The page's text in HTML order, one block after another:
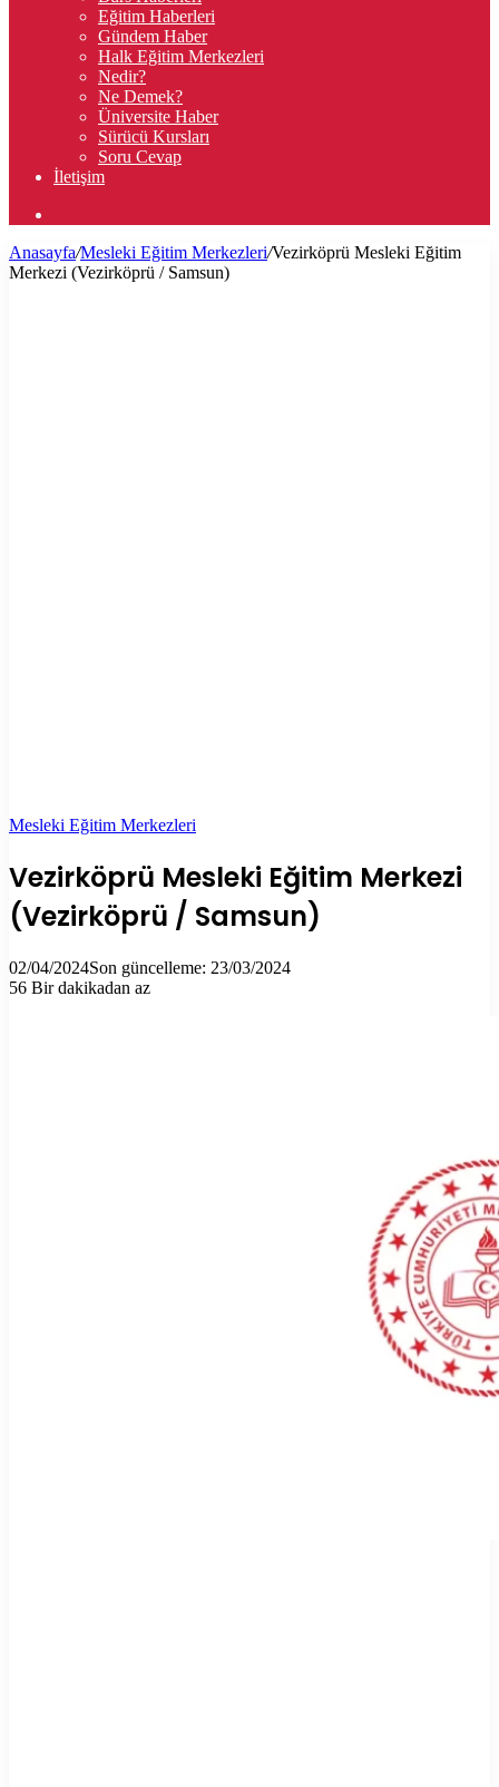
Eğitim Haberleri
Gündem Haber
Halk Eğitim Merkezleri
Nedir?
Ne Demek?
Üniversite Haber
Sürücü Kursları
Soru Cevap
İletişim
...
Anasayfa/Mesleki Eğitim Merkezleri/Vezirköprü Mesleki Eğitim
Merkezi (Vezirköprü / Samsun)
Mesleki Eğitim Merkezleri
Vezirköprü Mesleki Eğitim Merkezi
(Vezirköprü / Samsun)
02/04/2024Son güncelleme: 23/03/2024
56 Bir dakikadan az